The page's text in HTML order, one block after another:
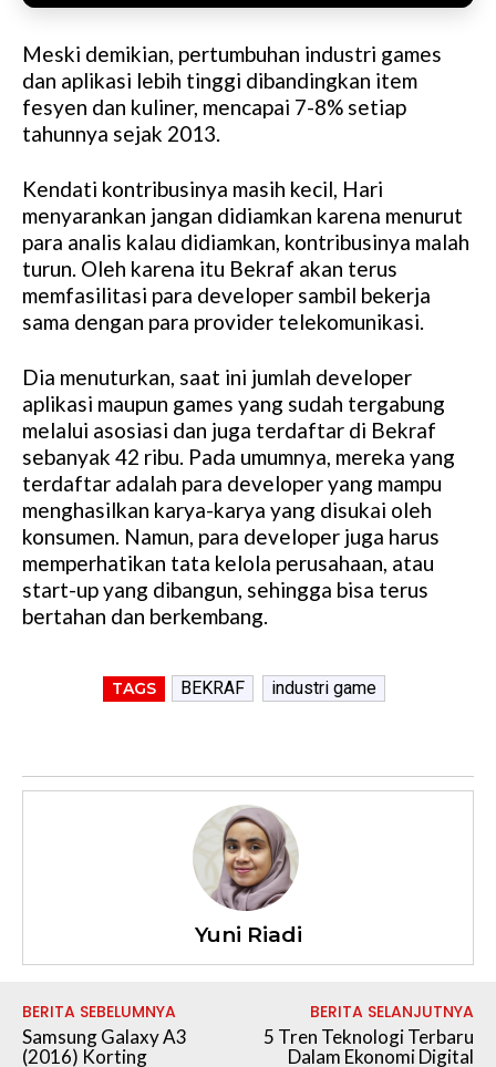
Meski demikian, pertumbuhan industri games
dan aplikasi lebih tinggi dibandingkan item
fesyen dan kuliner, mencapai 7-8% setiap
tahunnya sejak 2013.
Kendati kontribusinya masih kecil, Hari
menyarankan jangan didiamkan karena menurut
para analis kalau didiamkan, kontribusinya malah
turun. Oleh karena itu Bekraf akan terus
memfasilitasi para developer sambil bekerja
sama dengan para provider telekomunikasi.
Dia menuturkan, saat ini jumlah developer
aplikasi maupun games yang sudah tergabung
melalui asosiasi dan juga terdaftar di Bekraf
sebanyak 42 ribu. Pada umumnya, mereka yang
terdaftar adalah para developer yang mampu
menghasilkan karya-karya yang disukai oleh
konsumen. Namun, para developer juga harus
memperhatikan tata kelola perusahaan, atau
start-up yang dibangun, sehingga bisa terus
bertahan dan berkembang.
TAGS BEKRAF industri game
Yuni Riadi
BERITA SEBELUMNYA
Samsung Galaxy A3
(2016) Korting
BERITA SELANJUTNYA
5 Tren Teknologi Terbaru
Dalam Ekonomi Digital